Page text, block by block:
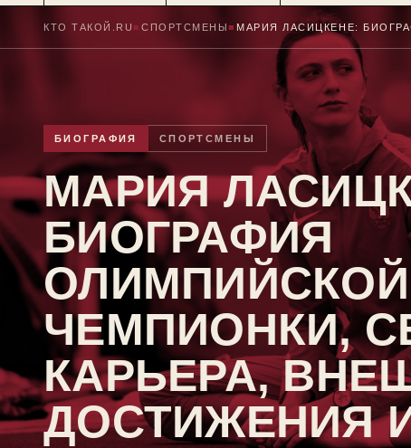
КТО ТАКОЙ.RU ■СПОРТСМЕНЫ■
БИОГРАФИЯ СПОРТСМЕНЫ
МАРИЯ
БИОГРАФИЯ
ОЛИМПИЙСКОЙ
ЧЕМПИОНКИ,
КАРЬЕРА,
ДОСТИЖЕНИЯ